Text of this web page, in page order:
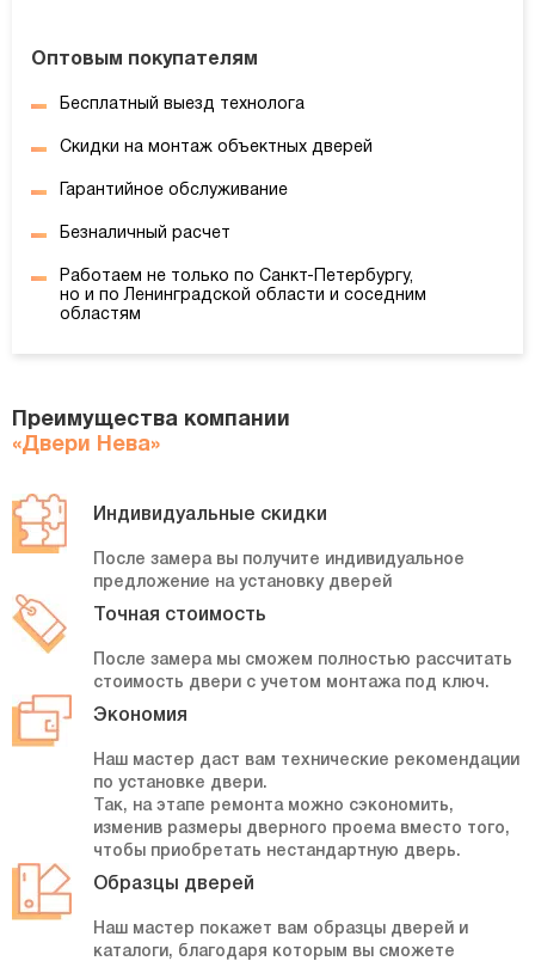
Оптовым покупателям
Бесплатный выезд технолога
Скидки на монтаж объектных дверей
Гарантийное обслуживание
Безналичный расчет
Работаем не только по Санкт-Петербургу,
но и по Ленинградской области и соседним
областям
Преимущества компании
«Двери Нева»
Индивидуальные скидки
После замера вы получите индивидуальное
предложение на установку дверей
Точная стоимость
После замера мы сможем полностью рассчитать
стоимость двери с учетом монтажа под ключ.
Экономия
Наш мастер даст вам технические рекомендации
по установке двери.
Так, на этапе ремонта можно сэкономить,
изменив размеры дверного проема вместо того,
чтобы приобретать нестандартную дверь.
Образцы дверей
Наш мастер покажет вам образцы дверей и
каталоги, благодаря которым вы сможете